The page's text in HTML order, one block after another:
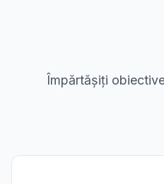
Împărtășiți